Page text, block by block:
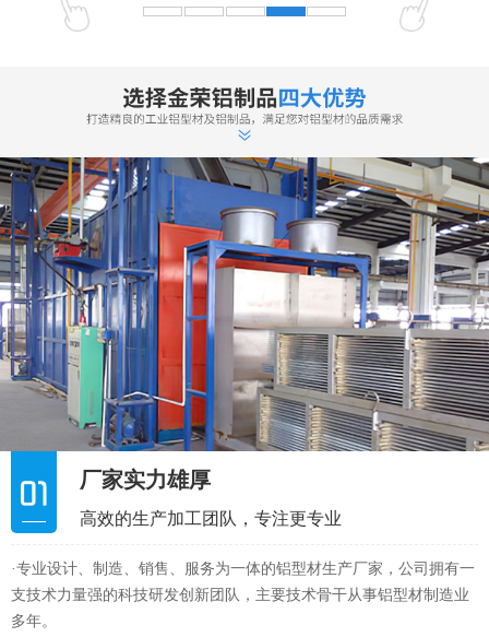
厂家实力雄厚
高效的生产加工团队，专注更专业
·专业设计、制造、销售、服务为一体的铝型材生产厂家，公司拥有一
支技术力量强的科技研发创新团队，主要技术骨干从事铝型材制造业
多年。